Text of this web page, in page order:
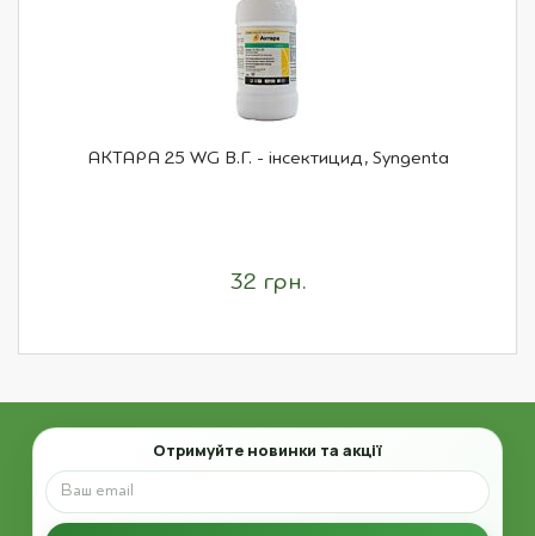
АКТАРА 25 WG В.Г. - інсектицид, Syngenta
32 грн.
Email
Отримуйте новинки та акції